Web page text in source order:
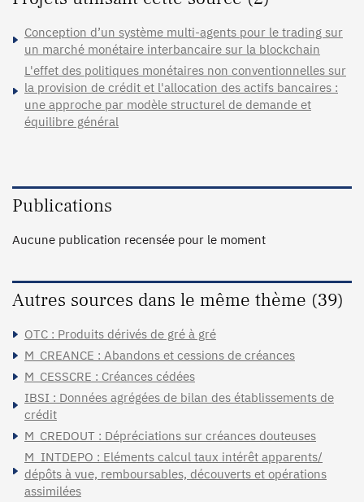
Conception d’un système multi-agents pour le trading sur
un marché monétaire interbancaire sur la blockchain
L'effet des politiques monétaires non conventionnelles sur
la provision de crédit et l'allocation des actifs bancaires :
une approche par modèle structurel de demande et
équilibre général
Publications
Aucune publication recensée pour le moment
Autres sources dans le même thème (39)
OTC : Produits dérivés de gré à gré
M_CREANCE : Abandons et cessions de créances
M_CESSCRE : Créances cédées
IBSI : Données agrégées de bilan des établissements de
crédit
M_CREDOUT : Dépréciations sur créances douteuses
M_INTDEPO : Eléments calcul taux intérêt apparents/
dépôts à vue, remboursables, découverts et opérations
assimilées